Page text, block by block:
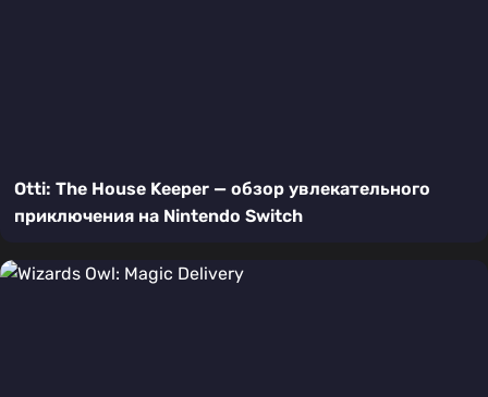
Otti: The House Keeper — обзор увлекательного
приключения на Nintendo Switch